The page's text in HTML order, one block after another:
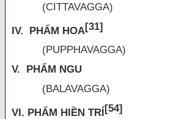
(CITTAVAGGA)
IV. PHẨM HOA[31]
(PUPPHAVAGGA)
V. PHẨM NGU
(BALAVAGGA)
VI. PHẨM HIỀN TRÍ [54]